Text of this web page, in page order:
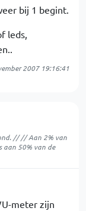
bij 1 begint.
leds,
2007 19:16:41
// // Aan 2% van
aan 50% van de
meter zijn